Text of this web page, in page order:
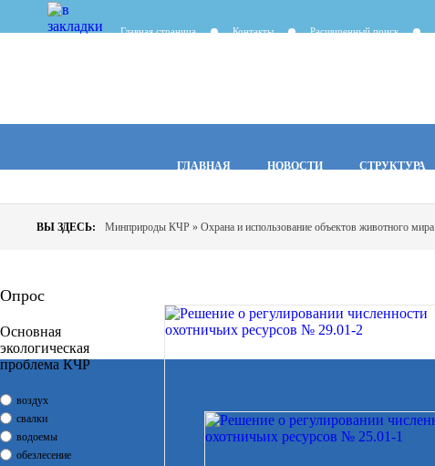
Главная страница Контакты Расширенный поиск
ГЛАВНАЯ НОВОСТИ СТРУКТУРА
ВЫ ЗДЕСЬ: Минприроды КЧР » Охрана и использование объектов животного мира
Опрос
Основная
экологическая
проблема КЧР
воздух
свалки
водоемы
обезлесение